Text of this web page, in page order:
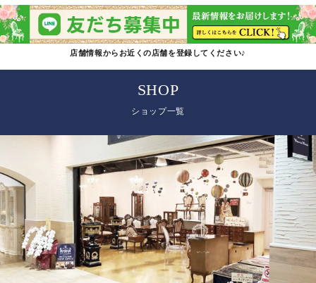
店舗情報からお近くの店舗を登録してください♪
SHOP
ショップ一覧